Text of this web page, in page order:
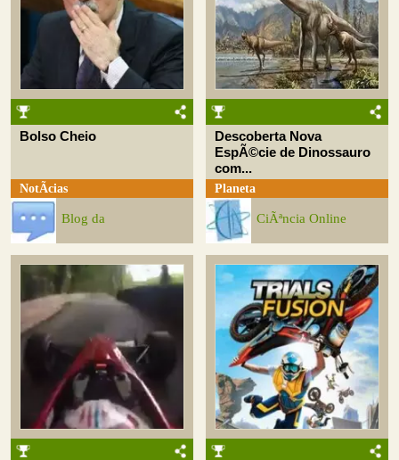
Bolso Cheio
NotÃ­cias
Blog da
Descoberta Nova
EspÃ©cie de Dinossauro
com...
Planeta
CiÃªncia Online